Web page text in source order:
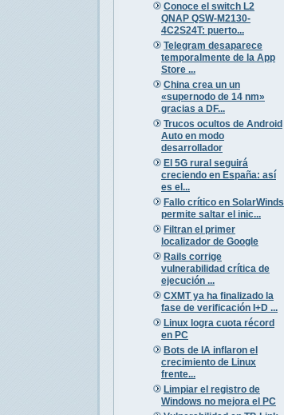
Conoce el switch L2
QNAP QSW-M2130-
4C2S24T: puerto...
Telegram desaparece
temporalmente de la App
Store ...
China crea un un
«supernodo de 14 nm»
gracias a DF...
Trucos ocultos de Android
Auto en modo
desarrollador
El 5G rural seguirá
creciendo en España: así
es el...
Fallo crítico en SolarWinds
permite saltar el inic...
Filtran el primer
localizador de Google
Rails corrige
vulnerabilidad crítica de
ejecución ...
CXMT ya ha finalizado la
fase de verificación I+D ...
Linux logra cuota récord
en PC
Bots de IA inflaron el
crecimiento de Linux
frente...
Limpiar el registro de
Windows no mejora el PC